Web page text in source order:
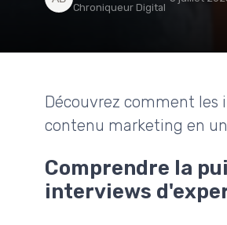
Chroniqueur Digital
Découvrez comment
contenu marketing en
Comprendre la
interviews